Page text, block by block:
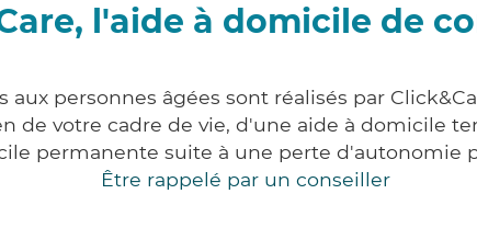
l'aide à domicile de
aux personnes âgées sont réalisés par
de votre cadre de vie, d'une aide à domicile
permanente suite à une perte d'autonomie
Être rappelé par un conseiller